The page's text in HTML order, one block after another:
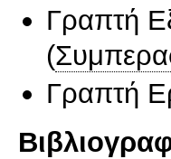
Γραπτή
(
Γραπτή